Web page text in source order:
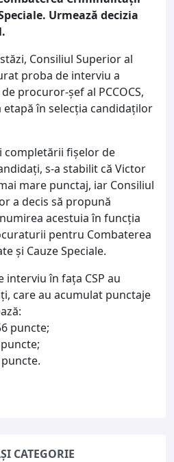
Urmează decizia
Consiliul Superior al
proba de interviu a
procuror-șef al PCCOCS,
în selecția candidaților
completării fișelor de
s-a stabilit că Victor
mare punctaj, iar Consiliul
a decis să propună
acestuia în funcția
pentru Combaterea
și Cauze Speciale.
interviu în fața CSP au
care au acumulat punctaje
puncte;
ACEEAȘI CATEGORIE